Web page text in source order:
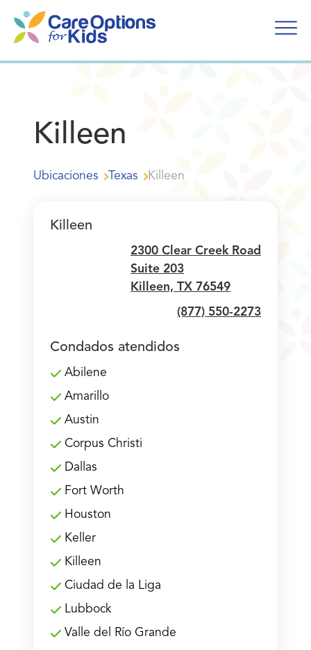
contenido
Killeen
Ubicaciones Texas Killeen
Killeen
2300 Clear Creek Road
Suite 203
Killeen, TX 76549
(877) 550-2273
Condados atendidos
Abilene
Amarillo
Austin
Corpus Christi
Dallas
Fort Worth
Houston
Keller
Killeen
Ciudad de la Liga
Lubbock
Valle del Río Grande